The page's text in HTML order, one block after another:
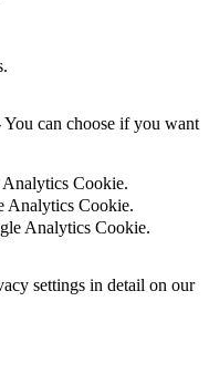
can choose if you want
Cookie.
Analytics Cookie.
Analytics Cookie.
settings in detail on our